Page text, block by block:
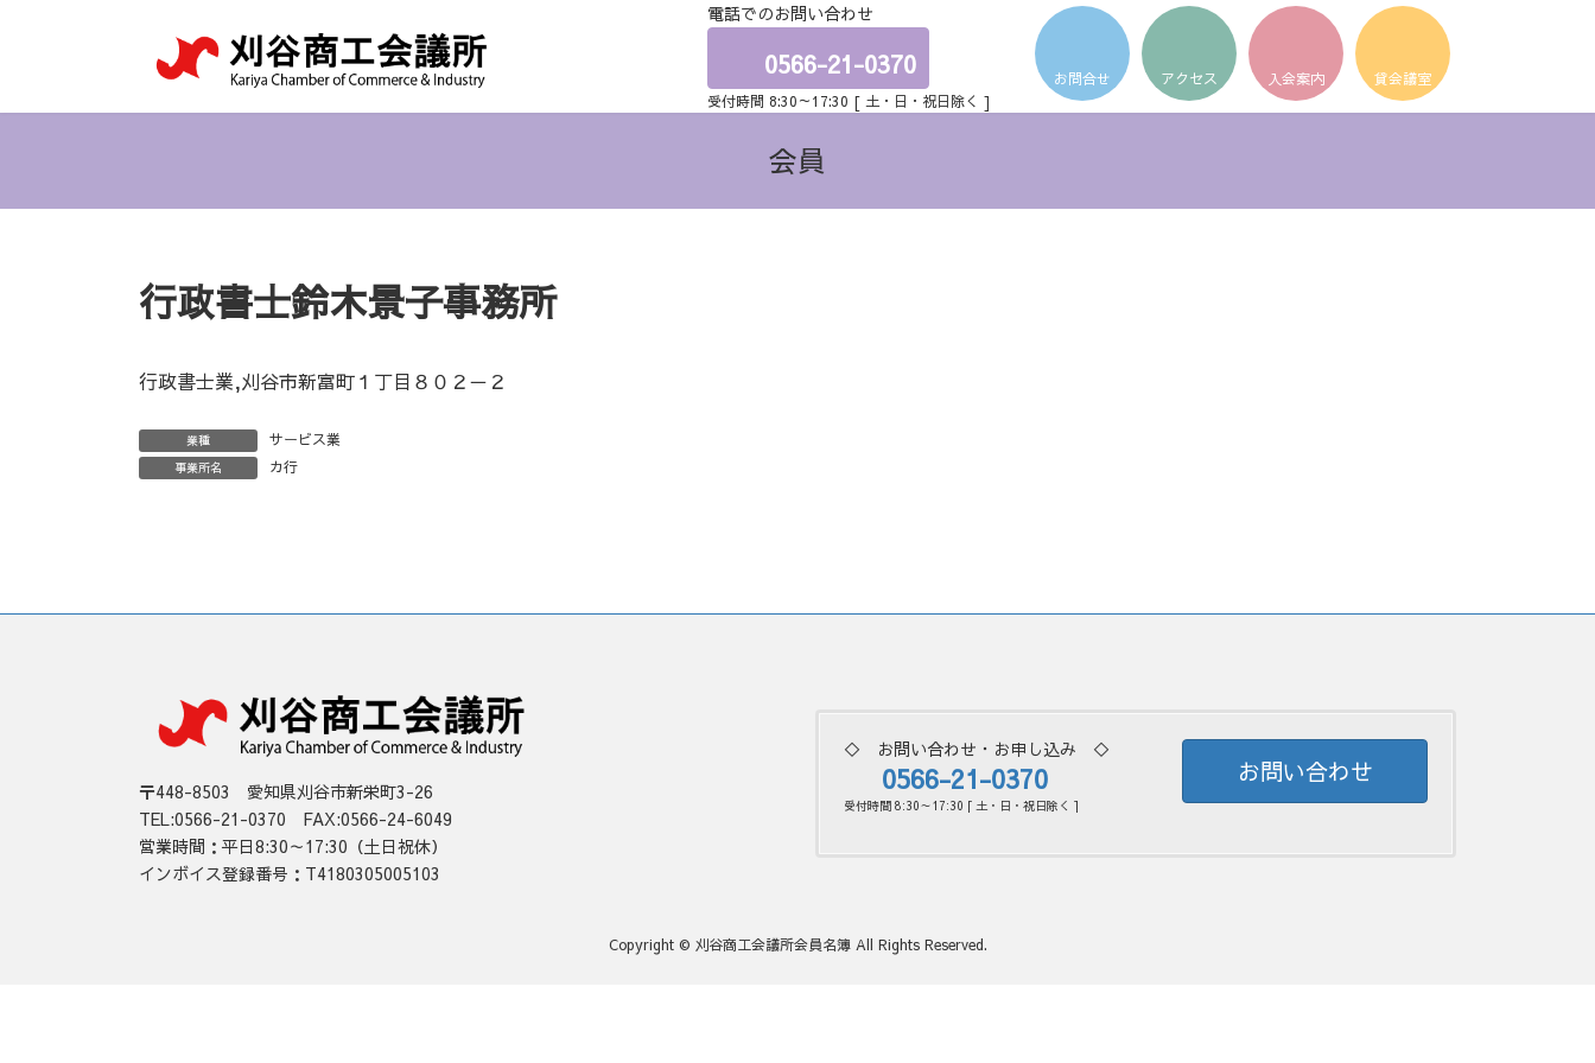
ツ
キ
シ
に
電話でのお問い合わせ
0566-21-0370
受付時間 8:30～17:30 [ 土・日・祝日除く ]
ア
イ
コ
ン
リ
ン
ア
イ
コ
ン
リ
ン
ア
イ
コ
ン
リ
ン
ア
イ
コ
ン
リ
ン
会員
行政書士鈴木景子事務所
行政書士業,刈谷市新富町１丁目８０２－２
業種 サービス業
事業所名 カ行
〒448-8503 愛知県刈谷市新栄町3-26
TEL:0566-21-0370 FAX:0566-24-6049
営業時間：平日8:30～17:30（土日祝休）
インボイス登録番号：T4180305005103
◇ お問い合わせ・お申し込み ◇
0566-21-0370
受付時間 8:30～17:30 [ 土・日・祝日除く ]
お問い合わせ
Copyright © 刈谷商工会議所会員名簿 All Rights Reserved.